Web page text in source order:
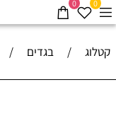
0
0
קטלוג / בגדים /